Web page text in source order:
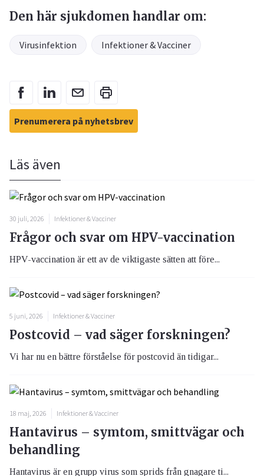
Den här sjukdomen handlar om:
Virusinfektion Infektioner & Vacciner
Prenumerera på nyhetsbrev
Läs även
30 juli, 2026 Infektioner & Vacciner
Frågor och svar om HPV-vaccination
HPV-vaccination är ett av de viktigaste sätten att före...
5 juni, 2026 Infektioner & Vacciner
Postcovid – vad säger forskningen?
Vi har nu en bättre förståelse för postcovid än tidigar...
18 maj, 2026 Infektioner & Vacciner
Hantavirus – symtom, smittvägar och
behandling
Hantavirus är en grupp virus som sprids från gnagare ti...